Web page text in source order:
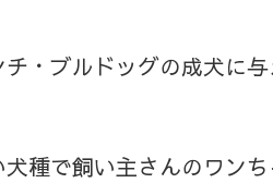
・ブルドッグの成犬に
種で飼い主さんのワン